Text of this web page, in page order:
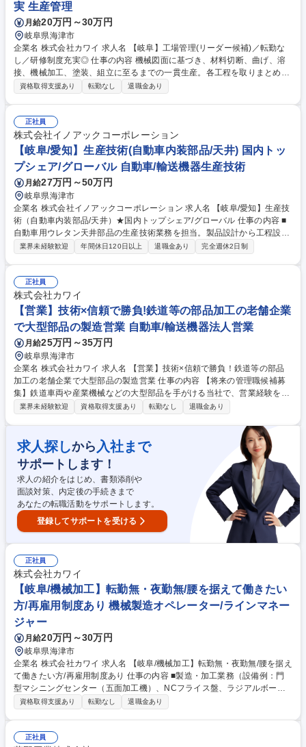
津/土日祝休/年間休120日/年収500万以上目指せる/未経験歓迎/土木施工管
理
実 生産管理
月給20万円～30万円
岐阜県海津市
企業名 株式会社カワイ 求人名 【岐阜】工場管理(リーダー候補)／転勤な
し／研修制度充実◎ 仕事の内容 機械図面に基づき、材料切断、曲げ、溶
接、機械加工、塗装、組立に至るまでの一貫生産。各工程を取りまとめる
リーダーとしてご活躍いただきます。 (変更の範囲：当社の定める業務) 募
資格取得支援あり 転勤なし 退職金あり
正社員
株式会社イノアックコーポレーション
【岐阜/愛知】生産技術(自動車内装部品/天井) 国内トッ
プシェア/グローバル 自動車/輸送機器生産技術
月給27万円～50万円
岐阜県海津市
企業名 株式会社イノアックコーポレーション 求人名 【岐阜/愛知】生産技
術（自動車内装部品/天井）★国内トップシェア/グローバル 仕事の内容 ■
自動車用ウレタン天井部品の生産技術業務を担当。製品設計から工程設
計、量産立上げまで一貫して関わり、次世代製品開発や環境対応にも携わ
生産条件の設定、成形トライおよび不良対策 ■改善業務：現場課題の分析
と真因追及による品質改善・不良率低減 ■開発業務：次世代天井の性能・
軽量化・コスト改善、環境対応素材の検討 ※自動車業界の変革期における
新車ニーズの需要に紐づくやりがいのある仕事です。 募集職種 【岐阜/愛
知】生産技術（自動車内装部品/天井）★国内トップシェア/グローバル
業界未経験歓迎 年間休日120日以上 退職金あり 完全週休2日制
正社員
株式会社カワイ
【営業】技術×信頼で勝負!鉄道等の部品加工の老舗企業
で大型部品の製造営業 自動車/輸送機器法人営業
月給25万円～35万円
岐阜県海津市
企業名 株式会社カワイ 求人名 【営業】技術×信頼で勝負！鉄道等の部品
加工の老舗企業で大型部品の製造営業 仕事の内容 【将来の管理職候補募
集】鉄道車両や産業機械などの大型部品を手がける当社で、営業経験を活
かしませんか？図面確認～見積・工程管理まで一貫して携われ、マネジメ
だけます。三菱重工業をはじめとする既存顧客を中心にお任せします。
【仕事の魅力】既存顧客中心に、鉄道車両や産業機械など多様な大型部品
の加工依頼を担当。設計・製造部門と連携し、製品完成まで一貫して関わ
れる「橋渡し役」としてのやりがいがあります。特に、JR東海や東京メト
ロ向けの台車部品など、高度な技術力を誇る製品に携われる点も魅力。モ
ノづくりの中核を担えるポジションです。 募集職種 【営業】技術×信頼で
勝負！鉄道等の部品加工の老舗企業で大型部品の製造営業
業界未経験歓迎 資格取得支援あり 転勤なし 退職金あり
求人探しから 入社まで
サポートします！
求人の紹介をはじめ、書類添削や
面談対策、内定後の手続きまで
あなたの転職活動をサポートします。
登録してサポートを受ける
正社員
株式会社カワイ
【岐阜/機械加工】転勤無・夜勤無/腰を据えて働きたい
方/再雇用制度あり 機械製造オペレーター/ラインマネー
ジャー
月給20万円～30万円
岐阜県海津市
企業名 株式会社カワイ 求人名 【岐阜/機械加工】転勤無・夜勤無/腰を据え
て働きたい方/再雇用制度あり 仕事の内容 ■製造・加工業務（設備例：門
型マシニングセンター（五面加工機）、NCフライス盤、ラジアルボール
盤、炭酸ガス二次元レーザー加工機、NCガス溶断機、門型油圧製缶プレ
命に関わる部品が多い為、質の高い品質が求められます。 ■取引先の依頼
資格取得支援あり 転勤なし 退職金あり
正社員